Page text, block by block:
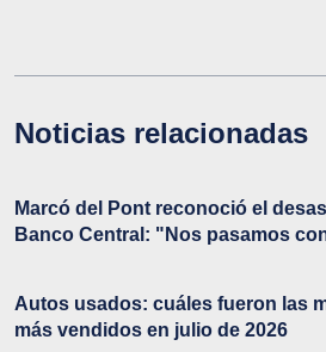
Noticias relacionadas
Marcó del Pont reconoció el
Banco Central: "Nos pasamos
Autos usados: cuáles fueron las
más vendidos en julio de 2026